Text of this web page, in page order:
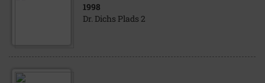
1998
Dr. Dichs Plads 2